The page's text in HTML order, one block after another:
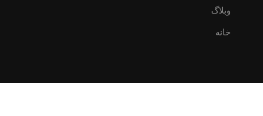
وبلاگ
خانه